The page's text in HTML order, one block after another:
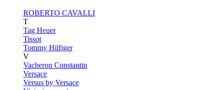
ROBERTO CAVALLI
T
Tag Heuer
Tissot
Tommy Hilfiger
V
Vacheron Constantin
Versace
Versus by Versace